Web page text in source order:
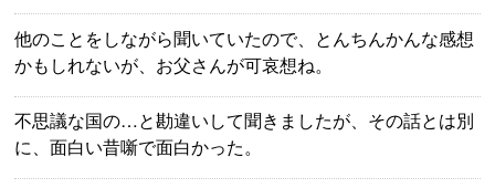
他のことをしながら聞いていたので、とんちんかんな感想
かもしれないが、お父さんが可哀想ね。
不思議な国の…と勘違いして聞きましたが、その話とは別
に、面白い昔噺で面白かった。